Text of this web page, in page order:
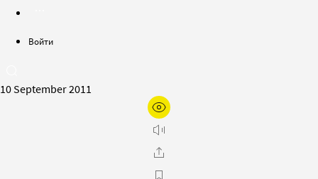
Войти
10 September 2011